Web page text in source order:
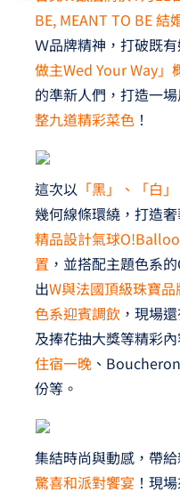
BE, MEANT TO BE 結
Ｗ品牌精神，打破既
做主Wed Your Way」
的準新人們，打造一
整九道精彩菜色！
這次以 「黑」、「白
幾何線條環繞，打造
精品設計氣球
置 ，並搭配主題色系
出W與法國頂級珠寶
色系迎賓調飲 ，現場
及捧花抽大獎等精彩內
住宿一晚、
份等。
集結時尚與動感，帶
驚喜和派對饗宴 ！現